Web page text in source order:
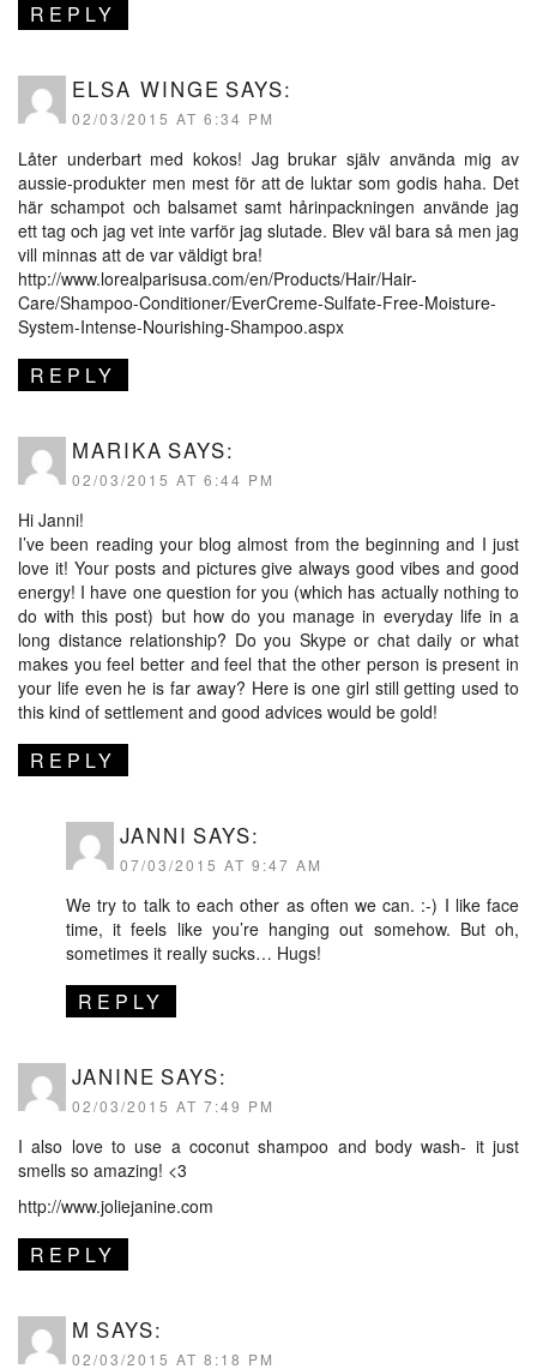
REPLY
ELSA WINGE SAYS:
02/03/2015 AT 6:34 PM
Låter underbart med kokos! Jag brukar själv använda mig av
aussie-produkter men mest för att de luktar som godis haha. Det
här schampot och balsamet samt hårinpackningen använde jag
ett tag och jag vet inte varför jag slutade. Blev väl bara så men jag
vill minnas att de var väldigt bra!
http://www.lorealparisusa.com/en/Products/Hair/Hair-
Care/Shampoo-Conditioner/EverCreme-Sulfate-Free-Moisture-
System-Intense-Nourishing-Shampoo.aspx
REPLY
MARIKA SAYS:
02/03/2015 AT 6:44 PM
Hi Janni!
I’ve been reading your blog almost from the beginning and I just
love it! Your posts and pictures give always good vibes and good
energy! I have one question for you (which has actually nothing to
do with this post) but how do you manage in everyday life in a
long distance relationship? Do you Skype or chat daily or what
makes you feel better and feel that the other person is present in
your life even he is far away? Here is one girl still getting used to
this kind of settlement and good advices would be gold!
REPLY
JANNI SAYS:
07/03/2015 AT 9:47 AM
We try to talk to each other as often we can. :-) I like face
time, it feels like you’re hanging out somehow. But oh,
sometimes it really sucks… Hugs!
REPLY
JANINE SAYS:
02/03/2015 AT 7:49 PM
I also love to use a coconut shampoo and body wash- it just
smells so amazing! <3
http://www.joliejanine.com
REPLY
M SAYS:
02/03/2015 AT 8:18 PM